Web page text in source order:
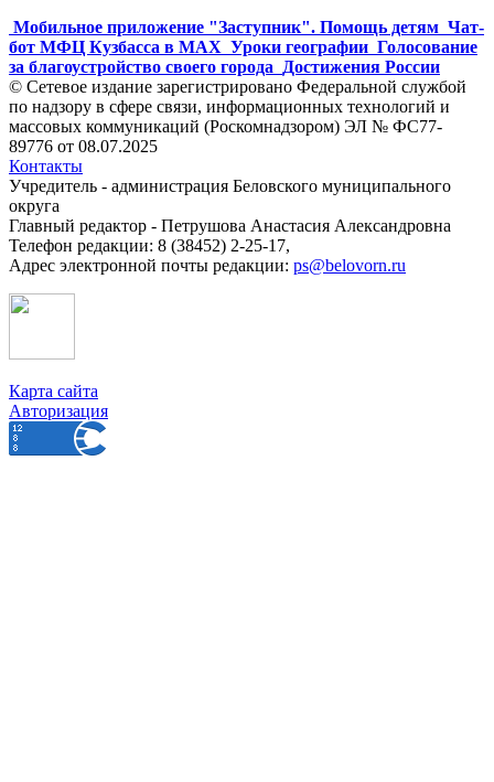
Мобильное приложение "Заступник". Помощь детям Чат-
бот МФЦ Кузбасса в MAX Уроки географии Голосование
за благоустройство своего города
Достижения России
© Сетевое издание зарегистрировано Федеральной службой
по надзору в сфере связи, информационных технологий и
массовых коммуникаций (Роскомнадзором) ЭЛ № ФС77-
89776 от 08.07.2025
Контакты
Учредитель - администрация Беловского муниципального
округа
Главный редактор - Петрушова Анастасия Александровна
Телефон редакции: 8 (38452) 2-25-17,
Адрес электронной почты редакции: ps@belovorn.ru
Карта сайта
Авторизация